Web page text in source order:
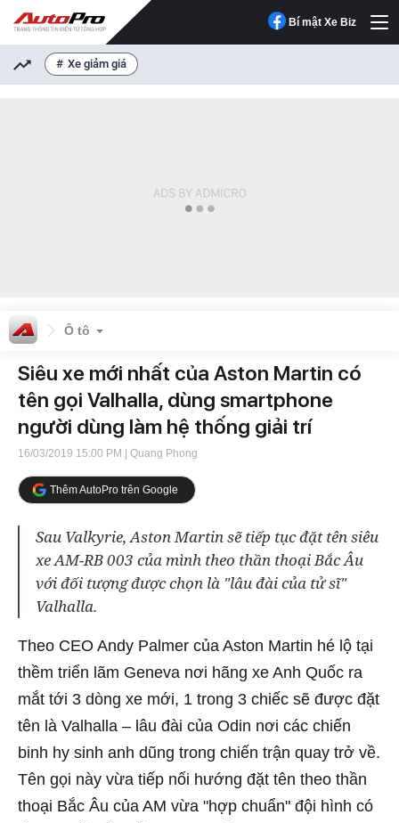
Bí mật Xe Biz
Xe giảm giá
Ô tô
Siêu xe mới nhất của Aston Martin có
tên gọi Valhalla, dùng smartphone
người dùng làm hệ thống giải trí
16/03/2019 15:00 PM | Quang Phong
Thêm AutoPro trên Google
Sau Valkyrie, Aston Martin sẽ tiếp tục đặt tên siêu
xe AM-RB 003 của mình theo thần thoại Bắc Âu
với đối tượng được chọn là "lâu đài của tử sĩ"
Valhalla.
Theo CEO Andy Palmer của Aston Martin hé lộ tại
thềm triển lãm Geneva nơi hãng xe Anh Quốc ra
mắt tới 3 dòng xe mới, 1 trong 3 chiếc sẽ được đặt
tên là Valhalla – lâu đài của Odin nơi các chiến
binh hy sinh anh dũng trong chiến trận quay trở về.
Tên gọi này vừa tiếp nối hướng đặt tên theo thần
thoại Bắc Âu của AM vừa "hợp chuẩn" đội hình có